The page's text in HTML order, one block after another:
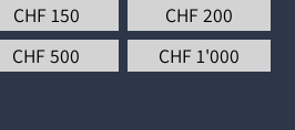
CHF 150 CHF 200
CHF 500 CHF 1'000